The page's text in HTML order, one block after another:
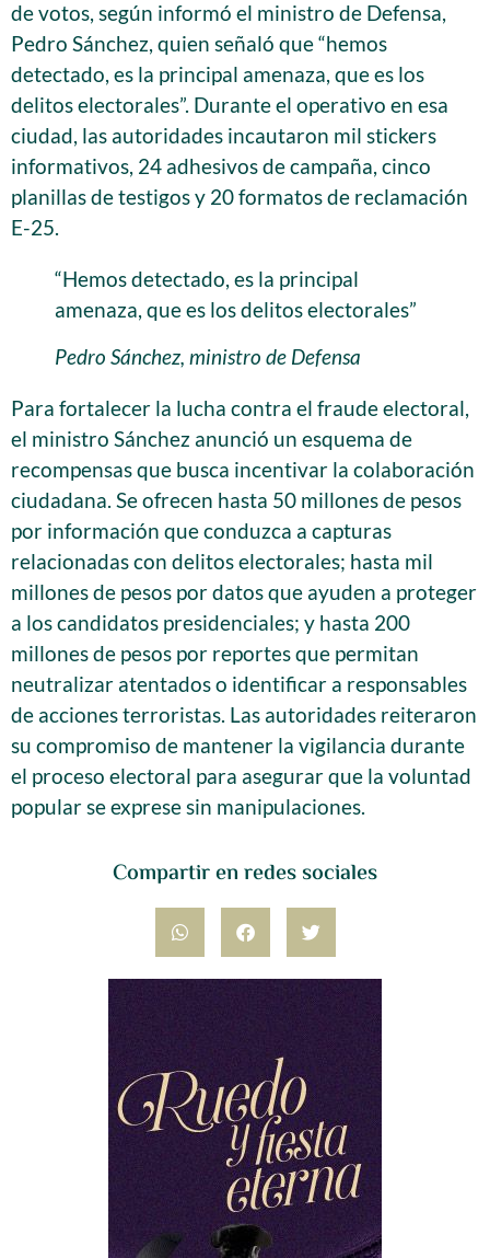
Compartir en redes sociales
de votos, según informó el ministro de Defensa,
Pedro Sánchez, quien señaló que “hemos
detectado, es la principal amenaza, que es los
delitos electorales”. Durante el operativo en esa
ciudad, las autoridades incautaron mil stickers
informativos, 24 adhesivos de campaña, cinco
planillas de testigos y 20 formatos de reclamación
E-25.
“Hemos detectado, es la principal
amenaza, que es los delitos electorales”
Pedro Sánchez, ministro de Defensa
Para fortalecer la lucha contra el fraude electoral,
el ministro Sánchez anunció un esquema de
recompensas que busca incentivar la colaboración
ciudadana. Se ofrecen hasta 50 millones de pesos
por información que conduzca a capturas
relacionadas con delitos electorales; hasta mil
millones de pesos por datos que ayuden a proteger
a los candidatos presidenciales; y hasta 200
millones de pesos por reportes que permitan
neutralizar atentados o identificar a responsables
de acciones terroristas. Las autoridades reiteraron
su compromiso de mantener la vigilancia durante
el proceso electoral para asegurar que la voluntad
popular se exprese sin manipulaciones.